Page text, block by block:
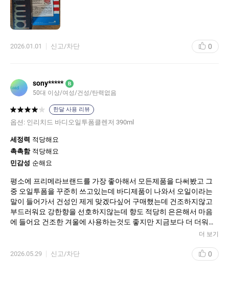
2026.01.01 신고/차단 0
sony***** B
50대 이상/여성/건성/탄력없음
한달 사용 리뷰
옵션: 인리치드 바디오일투폼클렌저 390ml
세정력 적당해요
촉촉함 적당해요
민감성 순해요
평소에 프리메라브랜드를 가장 좋아해서 모든제품을 다써봤고 그
중 오일투폼을 꾸준히 쓰고있는데 바디제품이 나와서 오일이라는
말이 들어가서 건성인 제게 맞겠다싶어 구매했는데 건조하지않고
부드러워요 강한향을 선호하지않는데 향도 적당히 은은해서 마음
에 들어요 건조한 겨울에 사용하는것도 좋지만 지금보다 더 더워지
요
더 보기
2026.05.29 신고/차단 0